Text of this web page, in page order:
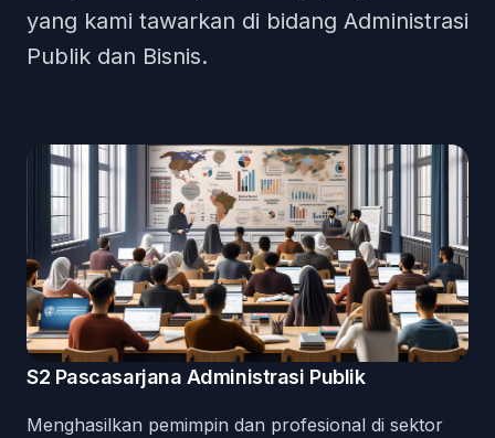
yang kami tawarkan di bidang Administrasi
Publik dan Bisnis.
Program studi
Role
S2 Pascasarjana Administrasi Publik
Description
Menghasilkan pemimpin dan profesional di sektor
Akreditasi
Dosen
Mahasiswa